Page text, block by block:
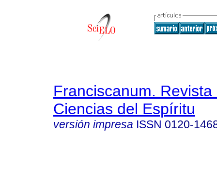
Franciscanum. Revista
Ciencias del Espíritu
versión impresa ISSN 0120-